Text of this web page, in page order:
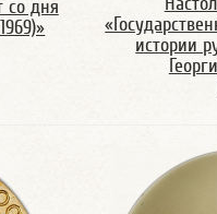
со дня
истории